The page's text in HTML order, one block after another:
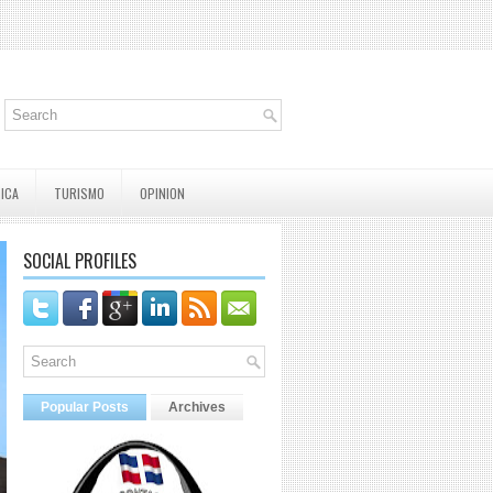
TURISMO OPINION
SOCIAL PROFILES
Popular Posts Archives